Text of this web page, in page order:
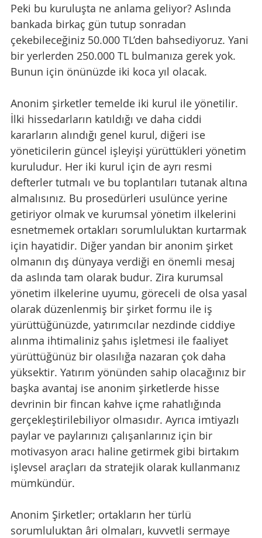
Peki bu kuruluşta ne anlama geliyor? Aslında
bankada birkaç gün tutup sonradan
çekebileceğiniz 50.000 TL’den bahsediyoruz. Yani
bir yerlerden 250.000 TL bulmanıza gerek yok.
Bunun için önünüzde iki koca yıl olacak.
Anonim şirketler temelde iki kurul ile yönetilir.
İlki hissedarların katıldığı ve daha ciddi
kararların alındığı genel kurul, diğeri ise
yöneticilerin güncel işleyişi yürüttükleri yönetim
kuruludur. Her iki kurul için de ayrı resmi
defterler tutmalı ve bu toplantıları tutanak altına
almalısınız. Bu prosedürleri usulünce yerine
getiriyor olmak ve kurumsal yönetim ilkelerini
esnetmemek ortakları sorumluluktan kurtarmak
için hayatidir. Diğer yandan bir anonim şirket
olmanın dış dünyaya verdiği en önemli mesaj
da aslında tam olarak budur. Zira kurumsal
yönetim ilkelerine uyumu, göreceli de olsa yasal
olarak düzenlenmiş bir şirket formu ile iş
yürüttüğünüzde, yatırımcılar nezdinde ciddiye
alınma ihtimaliniz şahıs işletmesi ile faaliyet
yürüttüğünüz bir olasılığa nazaran çok daha
yüksektir. Yatırım yönünden sahip olacağınız bir
başka avantaj ise anonim şirketlerde hisse
devrinin bir fincan kahve içme rahatlığında
gerçekleştirilebiliyor olmasıdır. Ayrıca imtiyazlı
paylar ve paylarınızı çalışanlarınız için bir
motivasyon aracı haline getirmek gibi birtakım
işlevsel araçları da stratejik olarak kullanmanız
mümkündür.
Anonim Şirketler; ortakların her türlü
sorumluluktan âri olmaları, kuvvetli sermaye